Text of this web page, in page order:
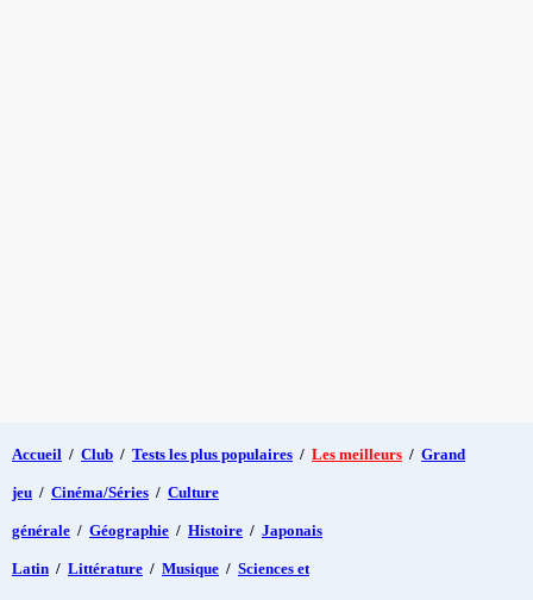
Accueil / Club / Tests les plus populaires / Les meilleurs / Grand
jeu / Cinéma/Séries / Culture
générale / Géographie / Histoire / Japonais
Latin / Littérature / Musique / Sciences et